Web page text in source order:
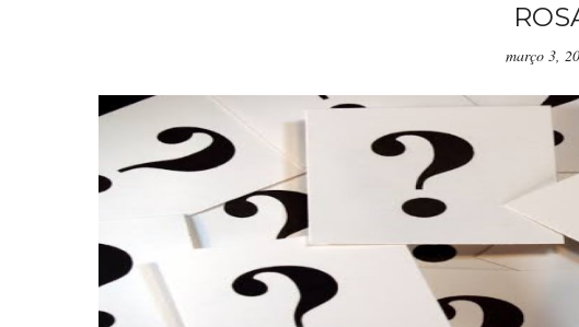
março 3,